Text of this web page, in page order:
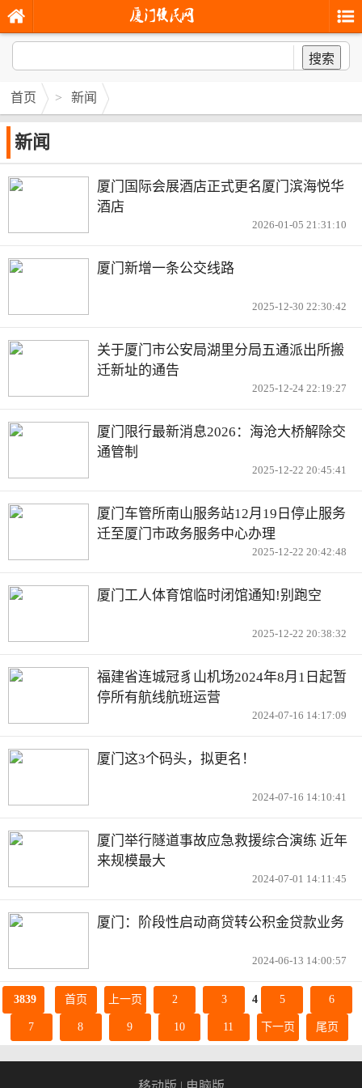
搜索
首页 > 新闻
新闻
厦门国际会展酒店正式更名厦门滨海悦华
酒店
2026-01-05 21:31:10
厦门新增一条公交线路
2025-12-30 22:30:42
关于厦门市公安局湖里分局五通派出所搬
迁新址的通告
2025-12-24 22:19:27
厦门限行最新消息2026：海沧大桥解除交
通管制
2025-12-22 20:45:41
厦门车管所南山服务站12月19日停止服务
迁至厦门市政务服务中心办理
2025-12-22 20:42:48
厦门工人体育馆临时闭馆通知!别跑空
2025-12-22 20:38:32
福建省连城冠豸山机场2024年8月1日起暂
停所有航线航班运营
2024-07-16 14:17:09
厦门这3个码头，拟更名！
2024-07-16 14:10:41
厦门举行隧道事故应急救援综合演练 近年
来规模最大
2024-07-01 14:11:45
厦门：阶段性启动商贷转公积金贷款业务
2024-06-13 14:00:57
3839 首页 上一页 2 3 4 5 6
7 8 9 10 11 下一页 尾页